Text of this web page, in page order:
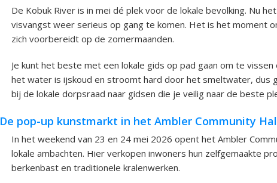
De Kobuk River is in mei dé plek voor de lokale bevolking. Nu
visvangst weer serieus op gang te komen. Het is het moment
zich voorbereidt op de zomermaanden.
Je kunt het beste met een lokale gids op pad gaan om te vissen
het water is ijskoud en stroomt hard door het smeltwater, dus
bij de lokale dorpsraad naar gidsen die je veilig naar de beste
De pop-up kunstmarkt in het Ambler Community
In het weekend van 23 en 24 mei 2026 opent het Ambler
lokale ambachten. Hier verkopen inwoners hun zelfgemaakte
berkenbast en traditionele kralenwerken.